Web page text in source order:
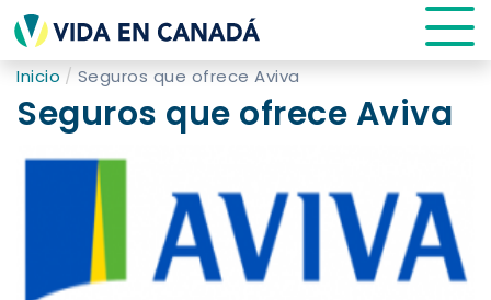
Inicio Seguros que ofrece Aviva
Seguros que ofrece Aviva